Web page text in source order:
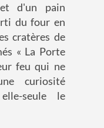
d'un pain
du four en
cratères de
« La Porte
feu qui ne
curiosité
seule le